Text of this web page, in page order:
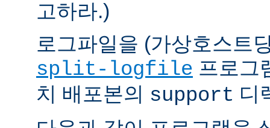
고하라.)
로그파일을 (가상호스트
split-logfile 프로그
치 배포본의 support 디